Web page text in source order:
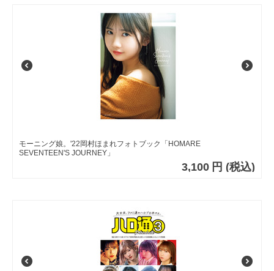
モーニング娘。'22岡村ほまれフォトブック「HOMARE
SEVENTEEN'S JOURNEY」
3,100 円 (税込)